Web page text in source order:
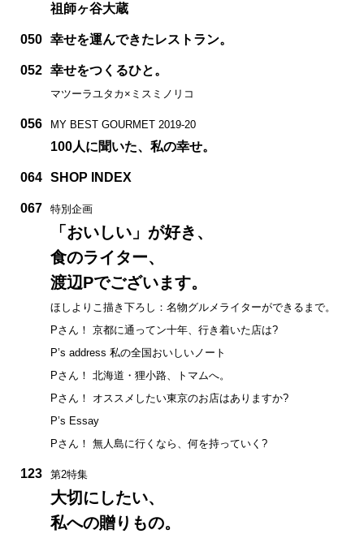
祖師ヶ谷大蔵
050 幸せを運んできたレストラン。
052 幸せをつくるひと。
マツーラユタカ×ミスミノリコ
056 MY BEST GOURMET 2019-20
100人に聞いた、私の幸せ。
064 SHOP INDEX
067 特別企画
「おいしい」が好き、
食のライター、
渡辺Pでございます。
ほしよりこ描き下ろし：名物グルメライターができるまで。
Pさん！ 京都に通ってン十年、行き着いた店は?
P’s address 私の全国おいしいノート
Pさん！ 北海道・狸小路、トマムへ。
Pさん！ オススメしたい東京のお店はありますか?
P’s Essay
Pさん！ 無人島に行くなら、何を持っていく?
123 第2特集
大切にしたい、
私への贈りもの。